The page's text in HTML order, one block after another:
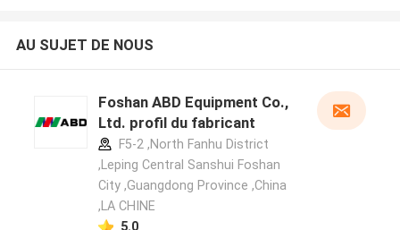
Laisser un message
AU SUJET DE NOUS
Foshan ABD Equipment Co.,
Ltd. profil du fabricant
F5-2 ,North Fanhu District
,Leping Central Sanshui Foshan
City ,Guangdong Province ,China
,LA CHINE
5.0